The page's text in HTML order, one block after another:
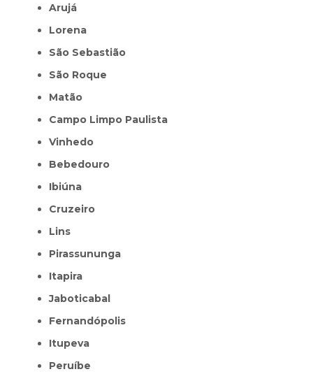
Arujá
Lorena
São Sebastião
São Roque
Matão
Campo Limpo Paulista
Vinhedo
Bebedouro
Ibiúna
Cruzeiro
Lins
Pirassununga
Itapira
Jaboticabal
Fernandópolis
Itupeva
Peruíbe